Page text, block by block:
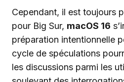
Cependant, il est toujours
pour Big Sur, macOS 16
préparation intentionnelle
cycle de spéculations
les discussions parmi les